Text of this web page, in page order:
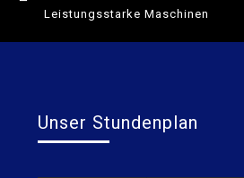
Leistungsstarke Maschinen
Unser Stundenplan